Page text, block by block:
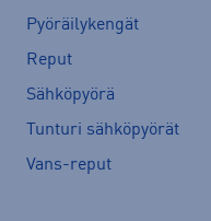
Pyöräilykengät
Reput
Sähköpyörä
Tunturi sähköpyörät
Vans-reput